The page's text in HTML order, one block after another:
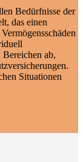
Bedürfnisse der
das einen
ab,
Situationen